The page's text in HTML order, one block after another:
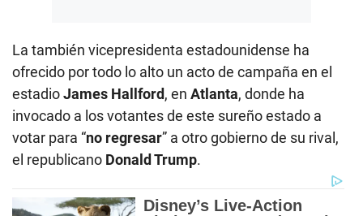
La también vicepresidenta estadounidense ha
ofrecido por todo lo alto un acto de campaña en el
estadioJames Hallford, en Atlanta, donde ha
invocado a los votantes de este sureño estado a
votar para “no regresar” a otro gobierno de su rival,
el republicano Donald Trump.